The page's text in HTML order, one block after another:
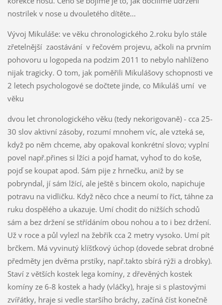
nostrilek v nose u dvouletého dítěte...
Vývoj Mikuláše: ve věku chronologického 2.roku bylo stále
zřetelnější zaostávání v řečovém projevu, ačkoli na prvním
pohovoru u logopeda na podzim 2011 to nebylo nahlíženo
nijak tragicky. O tom, jak poměřili Mikulášovy schopnosti ve
2 letech psychologové se dočtete jinde, co Mikuláš umí ve
věku
dvou let chronologického věku (tedy nekorigovaně) - cca 25-
30 slov aktivní zásoby, rozumí mnohem víc, ale vzteká se,
když po něm chceme, aby opakoval konkrétní slovo; vyplní
povel např.přines si lžíci a pojď hamat, vyhoď to do koše,
pojď se koupat apod. Sám pije z hrnečku, aniž by se
pobryndal, jí sám lžící, ale ještě s bincem okolo, napichuje
potravu na vidličku. Když něco chce a neumí to říct, táhne za
ruku dospělého a ukazuje. Umí chodit do nižších schodů
sám a bez držení se střídáním obou nohou a to i bez držení.
Už v roce a půl vylezl na žebřík cca 2 metry vysoko. Umí pít
brčkem. Má vyvinutý klíšťkový úchop (dovede sebrat drobné
předměty jen dvěma prstíky, např.takto sbírá rýži a drobky).
Staví z větších kostek lega komíny, z dřevěných kostek
komíny ze 6-8 kostek a hady (vláčky), hraje si s plastovými
zvířátky, hraje si vedle staršího bráchy, začíná číst konečně